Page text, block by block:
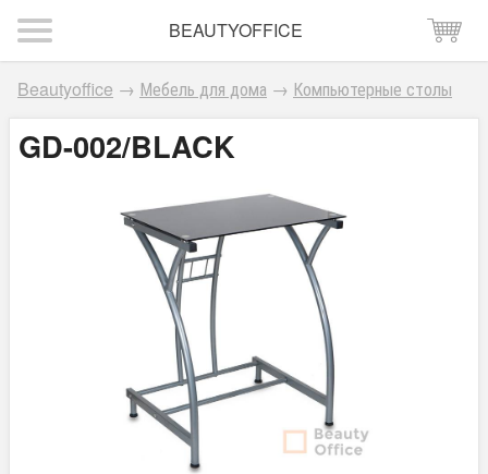
BEAUTYOFFICE
Beautyoffice → Мебель для дома → Компьютерные столы
GD-002/BLACK